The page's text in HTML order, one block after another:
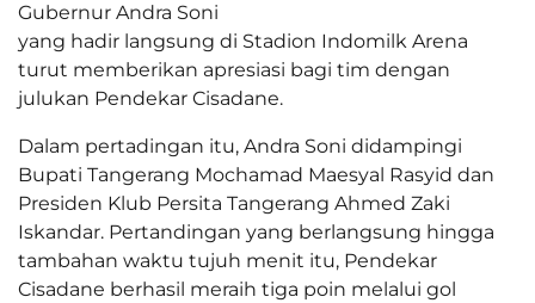
Gubernur Andra Soni
yang hadir langsung di Stadion Indomilk Arena
turut memberikan apresiasi bagi tim dengan
julukan Pendekar Cisadane.
Dalam pertadingan itu, Andra Soni didampingi
Bupati Tangerang Mochamad Maesyal Rasyid dan
Presiden Klub Persita Tangerang Ahmed Zaki
Iskandar. Pertandingan yang berlangsung hingga
tambahan waktu tujuh menit itu, Pendekar
Cisadane berhasil meraih tiga poin melalui gol